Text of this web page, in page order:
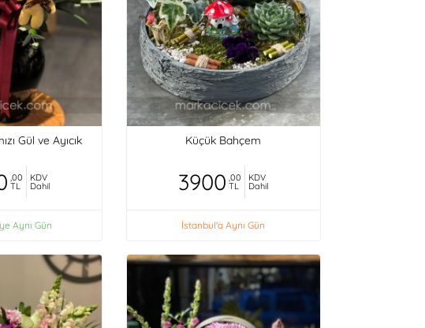
Gül ve Ayıcık
,00
TL
KDV
Dahil
Aynı Gün
Küçük Bahçem
3900 ,00
TL
KDV
Dahil
İstanbul'a Aynı Gün